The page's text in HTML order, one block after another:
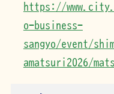
https://
o-business-
sangyo/event/
amatsuri2026/